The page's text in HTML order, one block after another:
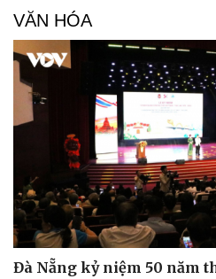
check-in
VĂN HÓA
Đà Nẵng kỷ niệm 50 năm